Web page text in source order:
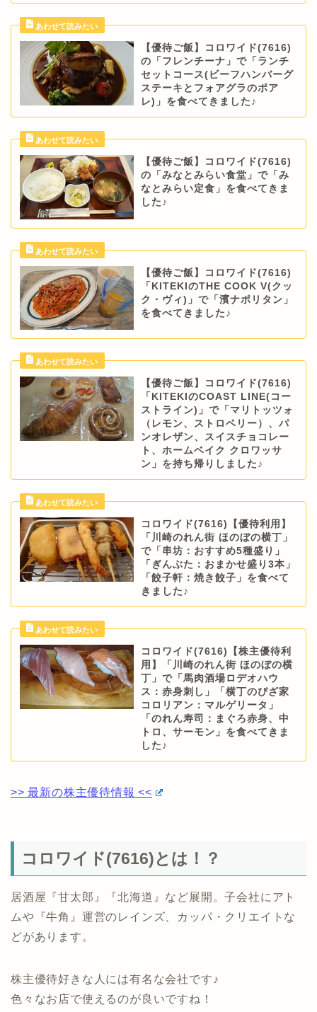
【優待ご飯】コロワイド(7616)
の「フレンチーナ」で「ランチ
セットコース(ビーフハンバーグ
ステーキとフォアグラのポア
レ)」を食べてきました♪
【優待ご飯】コロワイド(7616)
の「みなとみらい食堂」で「み
なとみらい定食」を食べてきま
した♪
【優待ご飯】コロワイド(7616)
「KITEKIのTHE COOK V(クッ
ク・ヴィ)」で「濱ナポリタン」
を食べてきました♪
【優待ご飯】コロワイド(7616)
「KITEKIのCOAST LINE(コー
ストライン)」で「マリトッツォ
（レモン、ストロベリー）、パ
ンオレザン、スイスチョコレー
ト、ホームベイク クロワッサ
ン」を持ち帰りしました♪
コロワイド(7616)【優待利用】
「川崎のれん街 ほのぼの横丁」
で「串坊：おすすめ5種盛り」
「ぎんぶた：おまかせ盛り3本」
「餃子軒：焼き餃子」を食べて
きました♪
コロワイド(7616)【株主優待利
用】「川崎のれん街 ほのぼの横
丁」で「馬肉酒場ロデオハウ
ス：赤身刺し」「横丁のぴざ家
コロリアン：マルゲリータ」
「のれん寿司：まぐろ赤身、中
トロ、サーモン」を食べてきま
した♪
>> 最新の株主優待情報 <<
コロワイド(7616)とは！？
居酒屋『甘太郎』『北海道』など展開。子会社にアト
ムや『牛角』運営のレインズ、カッパ・クリエイトな
どがあります。
株主優待好きな人には有名な会社です♪
色々なお店で使えるのが良いですね！